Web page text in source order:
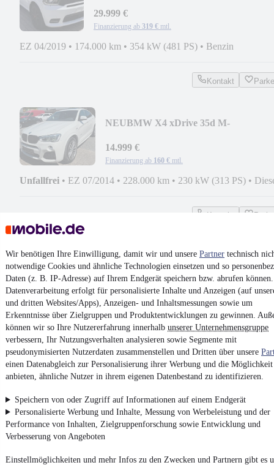
Wir benötigen Ihre Einwilligung, damit wir und unsere Partner technisch
notwendige Cookies und ähnliche Technologien einsetzen und so
Daten (z. B. IP-Adresse) auf Ihrem Endgerät speichern bzw. abrufen
Datenverarbeitung erfolgt für personalisierte Inhalte und Anzeigen (auf
und dritten Websites/Apps), Anzeigen- und Inhaltsmessungen sowie um
Erkenntnisse über Zielgruppen und Produktentwicklungen zu gewinnen.
können wir so Ihre Nutzererfahrung innerhalb unserer Unternehmensgruppe
verbessern, Ihr Nutzungsverhalten analysieren sowie Segmente mit
pseudonymisierten Nutzerdaten zusammenstellen und Dritten über unsere
einen Datenabgleich zur Personalisierung ihrer Werbung und die Möglichkeit
anbieten, ähnliche Nutzer in ihrem eigenen Datenbestand zu identifizieren.
Speichern von oder Zugriff auf Informationen auf einem Endgerät
Personalisierte Werbung und Inhalte, Messung von Werbeleistung und der
Performance von Inhalten, Zielgruppenforschung sowie Entwicklung und
Verbesserung von Angeboten
Einstellmöglichkeiten und mehr Infos zu den Zwecken und Partnern gibt es
29.999 €
Finanzierung ab 319 € mtl.
EZ 04/2019 • 174.000 km • 354 kW (481 PS) • Benzin
Kontakt
NEUBMW X4 xDrive 35d M-
14.999 €
Finanzierung ab 160 € mtl.
Unfallfrei • EZ 07/2014 • 228.000 km • 230 kW (313 PS) •
Kontakt
¹MwSt. ausweisbar
4.6 Sterne
Nutze mobile.de schnell und einfach
App installieren
Impressum
Vertrag widerrufen
Datenschutz
Datenschutzeinstellungen
Erklärung zur Barrierefreiheit